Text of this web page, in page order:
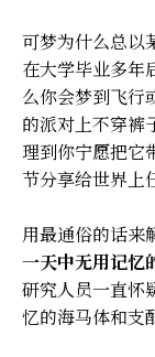
可梦为什么总以
在大学毕业多年
么你会梦到飞行
的派对上不穿裤
理到你宁愿把它
节分享给世界上
用最通俗的话
一天中无用记忆
研究人员一直怀
忆的海马体和支